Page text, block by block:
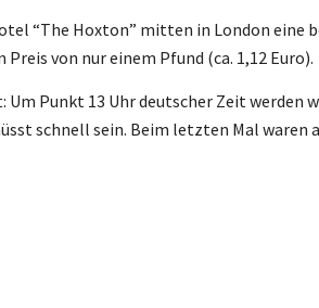
“The Hoxton” mitten in London eine
von nur einem Pfund (ca. 1,12 Euro).
Punkt 13 Uhr deutscher Zeit werden
schnell sein. Beim letzten Mal waren